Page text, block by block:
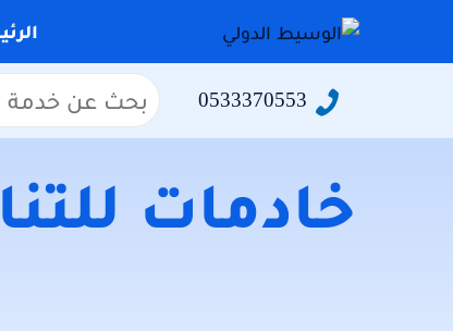
0533370553
البحث
عن:
خادمات